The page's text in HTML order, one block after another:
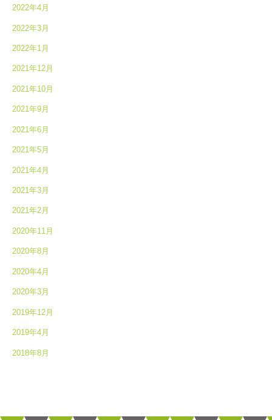
2022年4月
2022年3月
2022年1月
2021年12月
2021年10月
2021年9月
2021年6月
2021年5月
2021年4月
2021年3月
2021年2月
2020年11月
2020年8月
2020年4月
2020年3月
2019年12月
2019年4月
2018年8月